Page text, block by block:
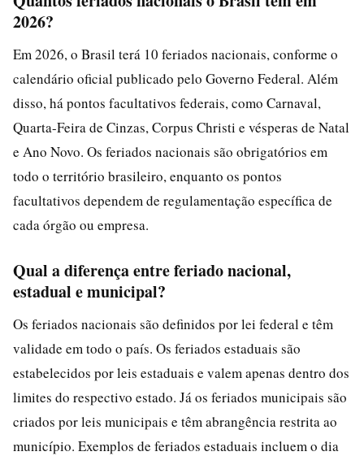
2026?
Em 2026, o Brasil terá 10 feriados nacionais, conforme o
calendário oficial publicado pelo Governo Federal. Além
disso, há pontos facultativos federais, como Carnaval,
Quarta-Feira de Cinzas, Corpus Christi e vésperas de Natal
e Ano Novo. Os feriados nacionais são obrigatórios em
todo o território brasileiro, enquanto os pontos
facultativos dependem de regulamentação específica de
cada órgão ou empresa.
Qual a diferença entre feriado nacional,
estadual e municipal?
Os feriados nacionais são definidos por lei federal e têm
validade em todo o país. Os feriados estaduais são
estabelecidos por leis estaduais e valem apenas dentro dos
limites do respectivo estado. Já os feriados municipais são
criados por leis municipais e têm abrangência restrita ao
município. Exemplos de feriados estaduais incluem o dia